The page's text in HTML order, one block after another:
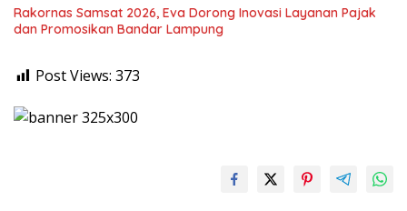
Rakornas Samsat 2026, Eva Dorong Inovasi Layanan Pajak
dan Promosikan Bandar Lampung
Post Views: 373